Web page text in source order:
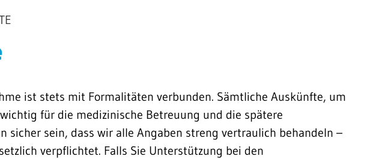
ist stets mit Formalitäten verbunden. Sämtliche Auskünfte, um
für die medizinische Betreuung und die spätere
sicher sein, dass wir alle Angaben streng vertraulich behandeln –
verpflichtet. Falls Sie Unterstützung bei den